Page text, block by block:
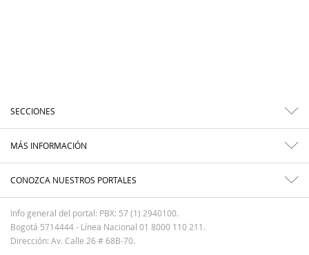
SECCIONES
MÁS INFORMACIÓN
CONOZCA NUESTROS PORTALES
Info general del portal: PBX: 57 (1) 2940100.
Bogotá 5714444 - Línea Nacional 01 8000 110 211.
Dirección: Av. Calle 26 # 68B-70.